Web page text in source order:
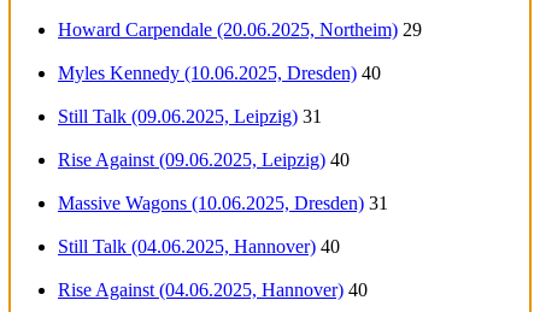
Howard Carpendale (20.06.2025, Northeim) 29
Myles Kennedy (10.06.2025, Dresden) 40
Still Talk (09.06.2025, Leipzig) 31
Rise Against (09.06.2025, Leipzig) 40
Massive Wagons (10.06.2025, Dresden) 31
Still Talk (04.06.2025, Hannover) 40
Rise Against (04.06.2025, Hannover) 40